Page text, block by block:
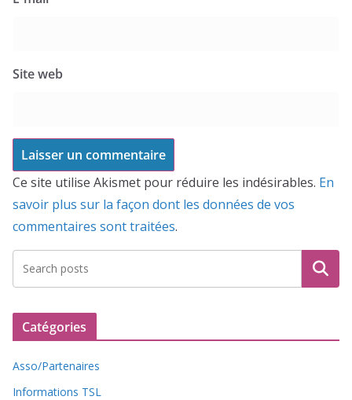
Site web
Ce site utilise Akismet pour réduire les indésirables. En
savoir plus sur la façon dont les données de vos
commentaires sont traitées.
Catégories
Asso/Partenaires
Informations TSL